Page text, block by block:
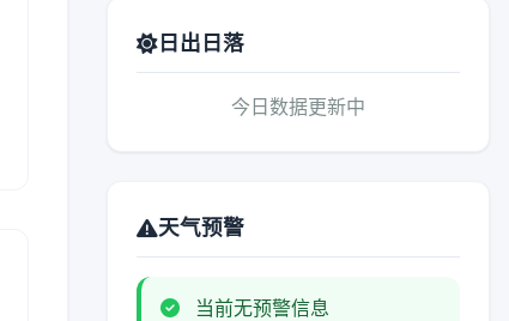
日出日落
今日数据更新中
天气预警
当前无预警信息